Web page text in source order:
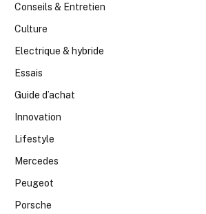
Conseils & Entretien
Culture
Electrique & hybride
Essais
Guide d’achat
Innovation
Lifestyle
Mercedes
Peugeot
Porsche